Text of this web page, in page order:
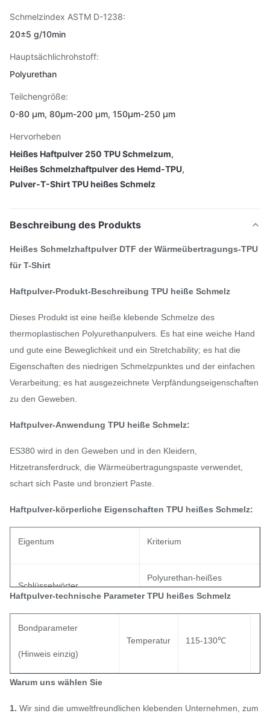
Schmelzindex ASTM D-1238:
20±5 g/10min
Hauptsächlichrohstoff:
Polyurethan
Teilchengröße:
0-80 μm, 80μm-200 μm, 150μm-250 μm
Hervorheben
Heißes Haftpulver 250 TPU Schmelzum,
Heißes Schmelzhaftpulver des Hemd-TPU,
Pulver-T-Shirt TPU heißes Schmelz
Beschreibung des Produkts
Heißes Schmelzhaftpulver DTF der Wärmeübertragungs-TPU
für T-Shirt
Haftpulver-Produkt-Beschreibung TPU heiße Schmelz
Dieses Produkt ist eine heiße klebende Schmelze des
thermoplastischen Polyurethanpulvers. Es hat eine weiche Hand
und gute eine Beweglichkeit und ein Stretchability; es hat die
Eigenschaften des niedrigen Schmelzpunktes und der einfachen
Verarbeitung; es hat ausgezeichnete Verpfändungseigenschaften
zu den Geweben.
Haftpulver-Anwendung TPU heiße Schmelz:
ES380 wird in den Geweben und in den Kleidern,
Hitzetransferdruck, die Wärmeübertragungspaste verwendet,
schart sich Paste und bronziert Paste.
Haftpulver-körperliche Eigenschaften TPU heißes Schmelz:
Eigentum Kriterium
Schlüsselwörter
Polyurethan-heißes
Schmelzpulver
Auftritt
Größenstrecke
Haftpulver-technische Parameter TPU heißes Schmelz
Bondparameter
(Hinweis einzig)
Temperatur 115-130℃
Warum uns wählen Sie
1. Wir sind die umweltfreundlichen klebenden Unternehmen, zum